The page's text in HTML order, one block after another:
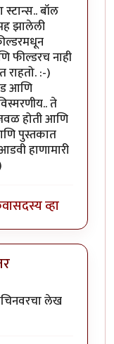
बॉल
झालेली
फील्डरच नाही
राहतो. :-)
आणि
ते
होती आणि
पुस्तकात
हाणामारी
सदस्य व्हा
लेख